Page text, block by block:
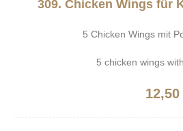
309. Chicken Wings für
5 Chicken Wings mit
5 chicken wings
12,50